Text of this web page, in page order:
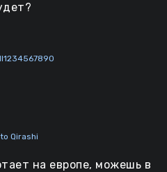
Qirashi
на европе, можешь в